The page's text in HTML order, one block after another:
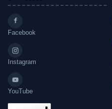
Facebook
Instagram
YouTube